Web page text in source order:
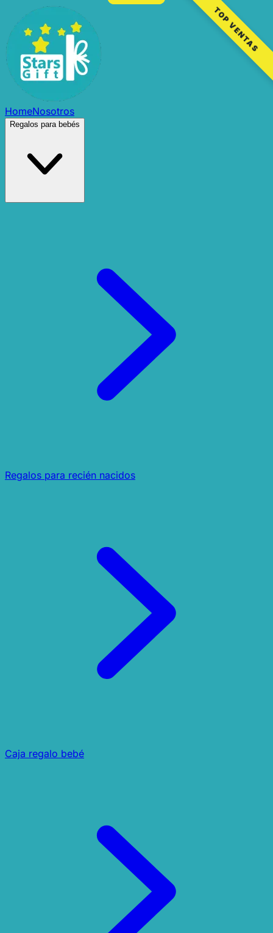
HomeNosotros
Regalos para bebés
Regalos para recién nacidos
Caja regalo bebé
TOP VENTAS